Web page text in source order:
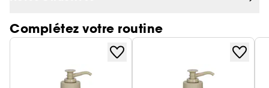
Complétez votre routine